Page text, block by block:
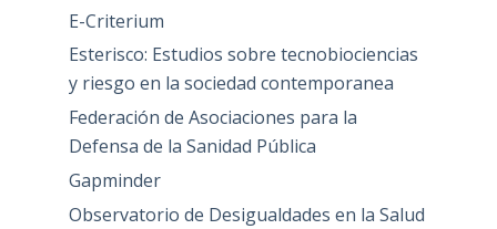
E-Criterium
Esterisco: Estudios sobre tecnobiociencias
y riesgo en la sociedad contemporanea
Federación de Asociaciones para la
Defensa de la Sanidad Pública
Gapminder
Observatorio de Desigualdades en la Salud